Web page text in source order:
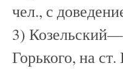
чел., с
3)
Горького, на